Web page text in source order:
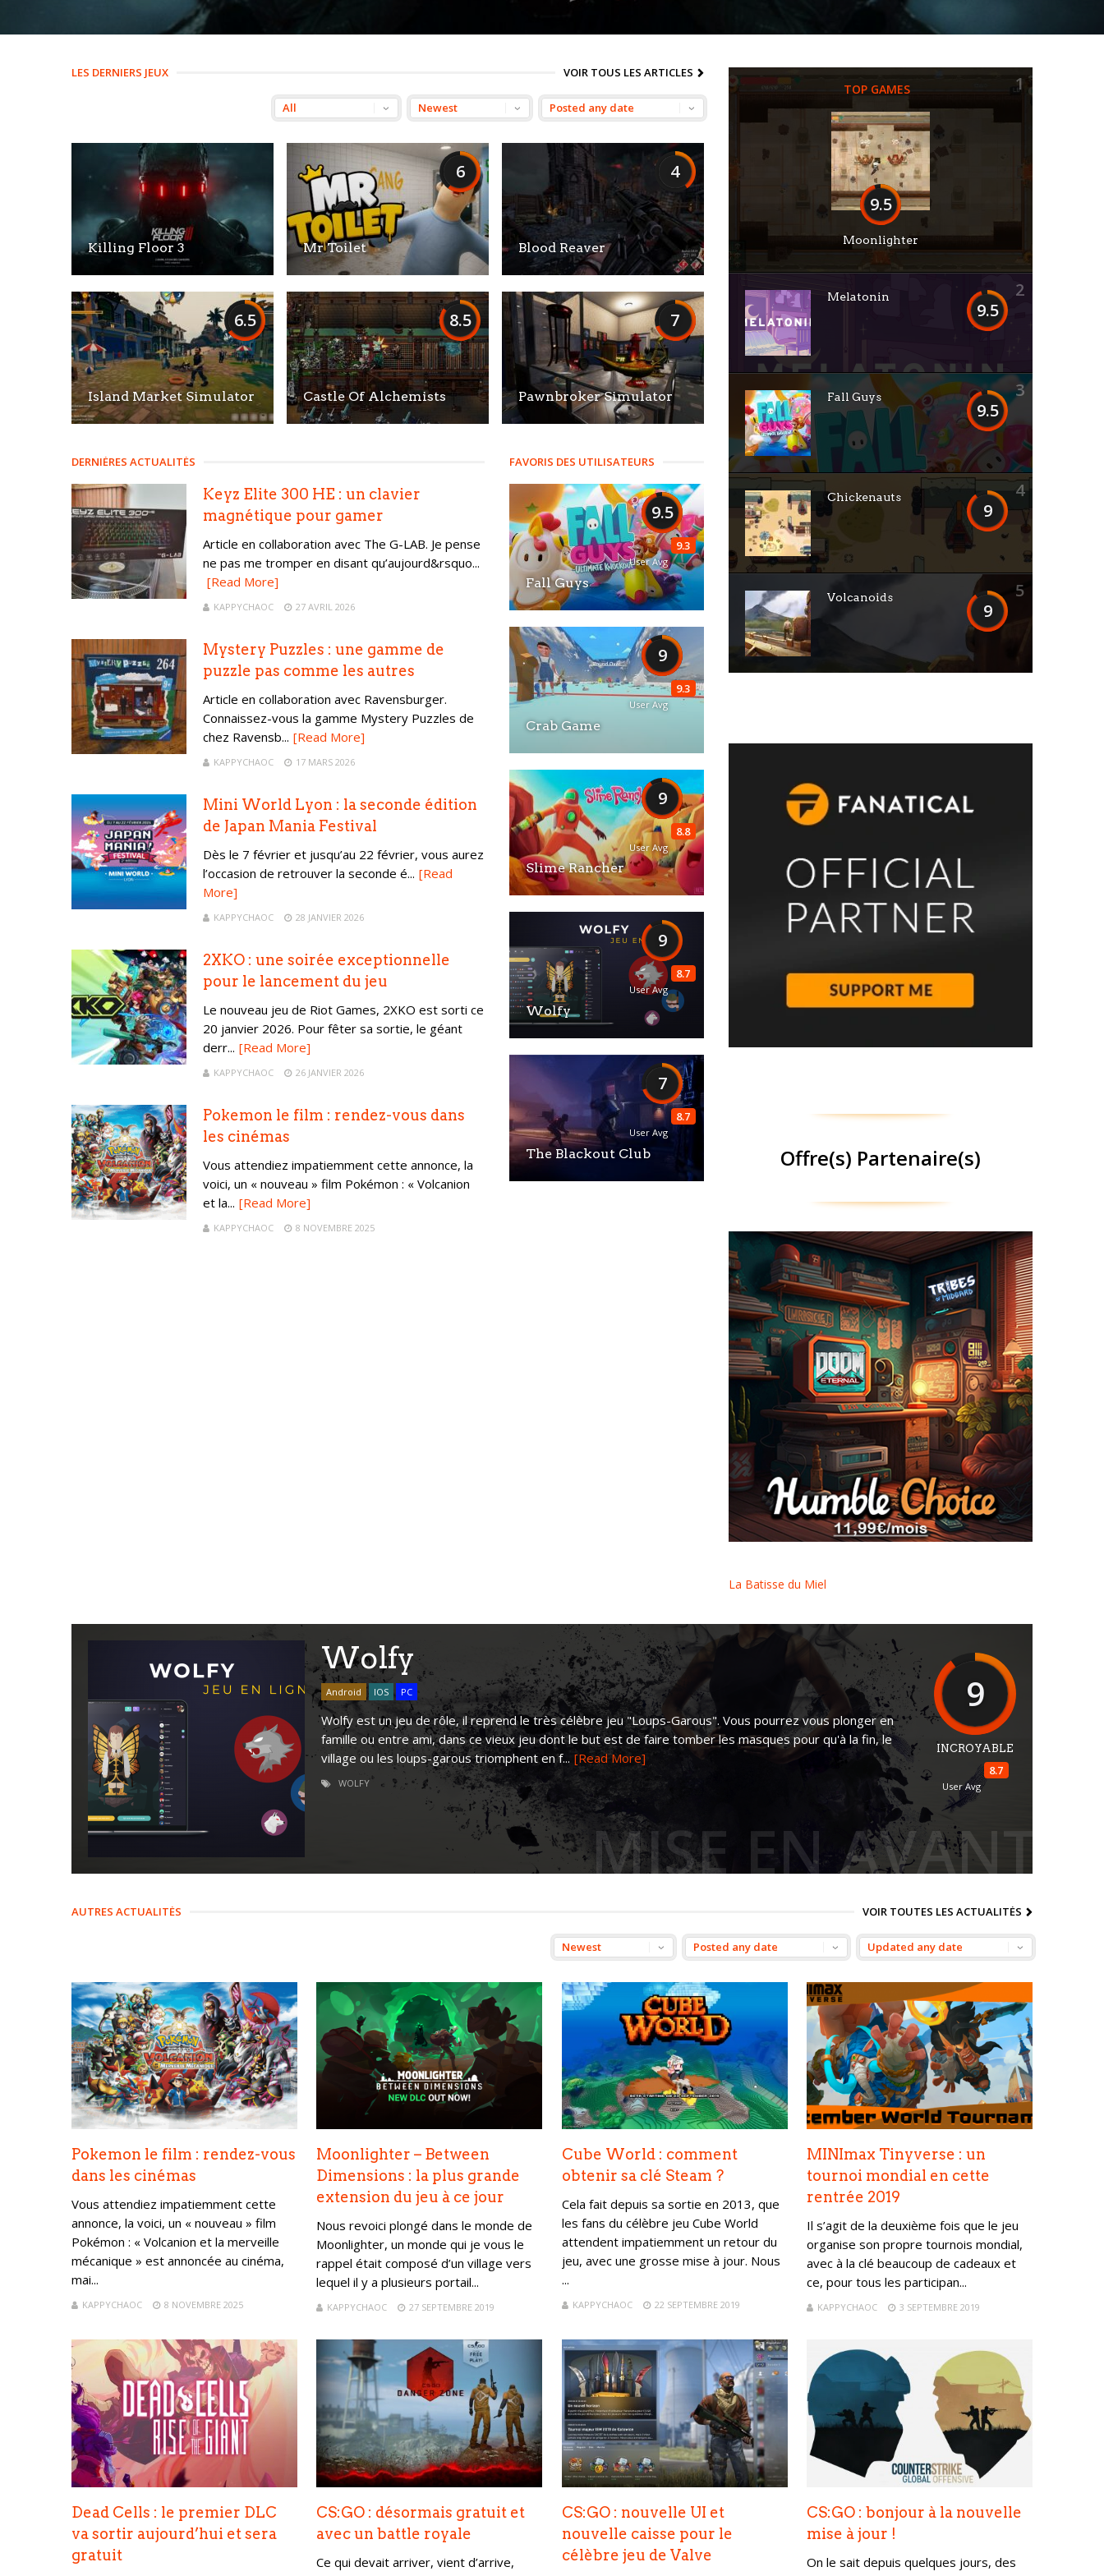
LES DERNIERS JEUX VOIR TOUS LES ARTICLES
Killing Floor 3
6
Mr Toilet
4
Blood Reaver
6.5
Island Market Simulator
8.5
Castle Of Alchemists
7
Pawnbroker Simulator
DERNIÈRES ACTUALITÉS
Keyz Elite 300 HE : un clavier
magnétique pour gamer
Article en collaboration avec The G-LAB. Je pense
ne pas me tromper en disant qu’aujourd&rsquo...
[Read More]
KAPPYCHAOC 27 AVRIL 2026
Mystery Puzzles : une gamme de
puzzle pas comme les autres
Article en collaboration avec Ravensburger.
Connaissez-vous la gamme Mystery Puzzles de
chez Ravensb... [Read More]
KAPPYCHAOC 17 MARS 2026
Mini World Lyon : la seconde édition
de Japan Mania Festival
Dès le 7 février et jusqu’au 22 février, vous aurez
l’occasion de retrouver la seconde é... [Read
More]
KAPPYCHAOC 28 JANVIER 2026
2XKO : une soirée exceptionnelle
pour le lancement du jeu
Le nouveau jeu de Riot Games, 2XKO est sorti ce
20 janvier 2026. Pour fêter sa sortie, le géant
derr... [Read More]
KAPPYCHAOC 26 JANVIER 2026
Pokemon le film : rendez-vous dans
les cinémas
Vous attendiez impatiemment cette annonce, la
voici, un « nouveau » film Pokémon : « Volcanion
et la... [Read More]
KAPPYCHAOC 8 NOVEMBRE 2025
FAVORIS DES UTILISATEURS
9.5
9.3
User Avg
Fall Guys
9
9.3
User Avg
Crab Game
9
8.8
User Avg
Slime Rancher
9
8.7
User Avg
Wolfy
7
8.7
User Avg
The Blackout Club
TOP GAMES 1
9.5
Moonlighter
2
9.5
Melatonin
3
9.5
Fall Guys
4
9
Chickenauts
5
9
Volcanoids
Offre(s) Partenaire(s)
Humble Choice
Désormais
@humble
propose
#HumbleChoice
à la
place du
#HumbleMonthly
. Le principe ? Choisissez
votre offre, sélectionnez le ou les jeux que vous
souhaitez garder définitivement !
Profitez de cette offre
en cliquant ici
, ou via le
bouton ci-dessous. #Publicité #Partner
Humble Choice janvier 2023
La Batisse du Miel
MISE EN AVANT
9
INCROYABLE
8.7
User Avg
Wolfy
Android IOS PC
Wolfy est un jeu de rôle, il reprend le très célèbre jeu "Loups-Garous". Vous pourrez vous plonger en
famille ou entre ami, dans ce vieux jeu dont le but est de faire tomber les masques pour qu'à la fin, le
village ou les loups-garous triomphent en f... [Read More]
WOLFY
AUTRES ACTUALITÉS VOIR TOUTES LES ACTUALITÉS
Pokemon le film : rendez-vous
dans les cinémas
Vous attendiez impatiemment cette
annonce, la voici, un « nouveau » film
Pokémon : « Volcanion et la merveille
mécanique » est annoncée au cinéma,
mai...
KAPPYCHAOC 8 NOVEMBRE 2025
Moonlighter – Between
Dimensions : la plus grande
extension du jeu à ce jour
Nous revoici plongé dans le monde de
Moonlighter, un monde qui je vous le
rappel était composé d’un village vers
lequel il y a plusieurs portail...
KAPPYCHAOC 27 SEPTEMBRE 2019
Cube World : comment
obtenir sa clé Steam ?
Cela fait depuis sa sortie en 2013, que
les fans du célèbre jeu Cube World
attendent impatiemment un retour du
jeu, avec une grosse mise à jour. Nous
...
KAPPYCHAOC 22 SEPTEMBRE 2019
MINImax Tinyverse : un
tournoi mondial en cette
rentrée 2019
Il s’agit de la deuxième fois que le jeu
organise son propre tournois mondial,
avec à la clé beaucoup de cadeaux et
ce, pour tous les participan...
KAPPYCHAOC 3 SEPTEMBRE 2019
Dead Cells : le premier DLC
va sortir aujourd’hui et sera
gratuit
CS:GO : désormais gratuit et
avec un battle royale
Ce qui devait arriver, vient d’arrive,
CS:GO : nouvelle UI et
nouvelle caisse pour le
célèbre jeu de Valve
CS:GO : bonjour à la nouvelle
mise à jour !
On le sait depuis quelques jours, des